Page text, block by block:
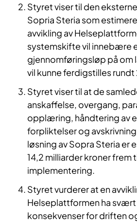
Styret viser til den
Sopria Steria som
avvikling av
systemskifte vil innebære
gjennomføringsløp på om
vil kunne ferdigstilles
Styret viser til at de
anskaffelse, overgang,
opplæring, håndtering av
forpliktelser og
løsning av Sopra Steria er
14,2 milliarder kroner frem
implementering.
Styret vurderer at en
Helseplattformen ha
konsekvenser for driften